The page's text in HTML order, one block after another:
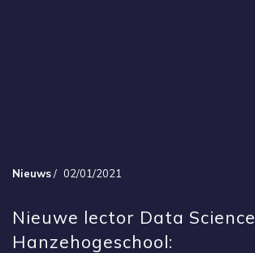
Nieuws/ 02/01/2021
Nieuwe lector Data Science
Hanzehogeschool: